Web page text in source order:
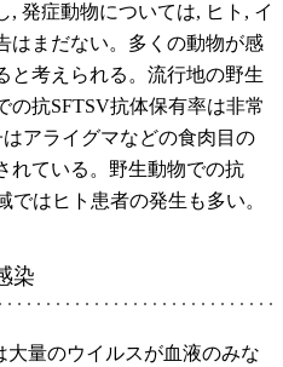
発症動物については, ヒト, イ
はまだない。多くの動物が感
と考えられる。流行地の野生
の抗SFTSV抗体保有率は非常
アライグマなどの食肉目の
れている。野生動物での抗
ではヒト患者の発生も多い。
染
大量のウイルスが血液のみな